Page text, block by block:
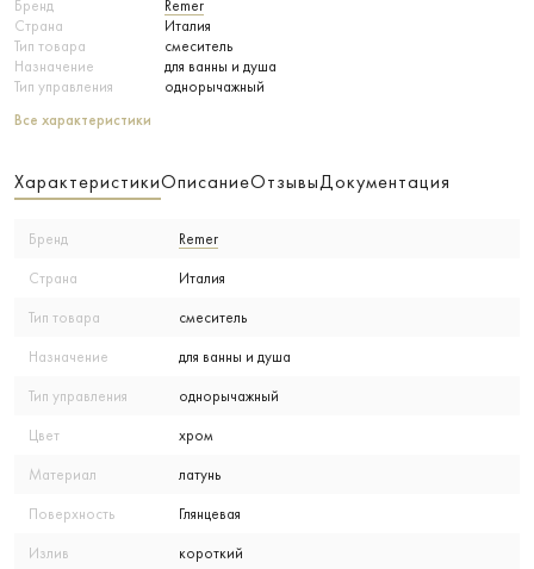
Бренд
Remer
Страна
Италия
Тип товара
смеситель
Назначение
для ванны и душа
Тип управления
однорычажный
Все характеристики
ХарактеристикиОписаниеОтзывыДокументация
Бренд Remer
Страна Италия
Тип товара смеситель
Назначение для ванны и душа
Тип управления однорычажный
Цвет хром
Материал латунь
Поверхность Глянцевая
Излив короткий